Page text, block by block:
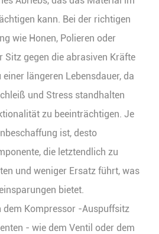
kann. Bei der richtigen
wie Honen, Polieren oder
Sitz gegen die abrasiven Kräfte
längeren Lebensdauer, da
und Stress standhalten
zu beeinträchtigen. Je
ist, desto
die letztendlich zu
und weniger Ersatz führt, was
bietet.
dem Kompressor -Auspuffsitz
- wie dem Ventil oder dem